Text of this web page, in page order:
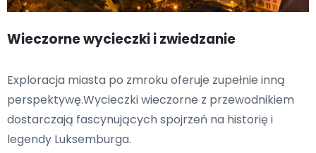
Wieczorne wycieczki i zwiedzanie
Exploracja miasta po zmroku oferuje zupełnie inną
perspektywę.Wycieczki wieczorne z przewodnikiem
dostarczają fascynujących spojrzeń na historię i
legendy Luksemburga.